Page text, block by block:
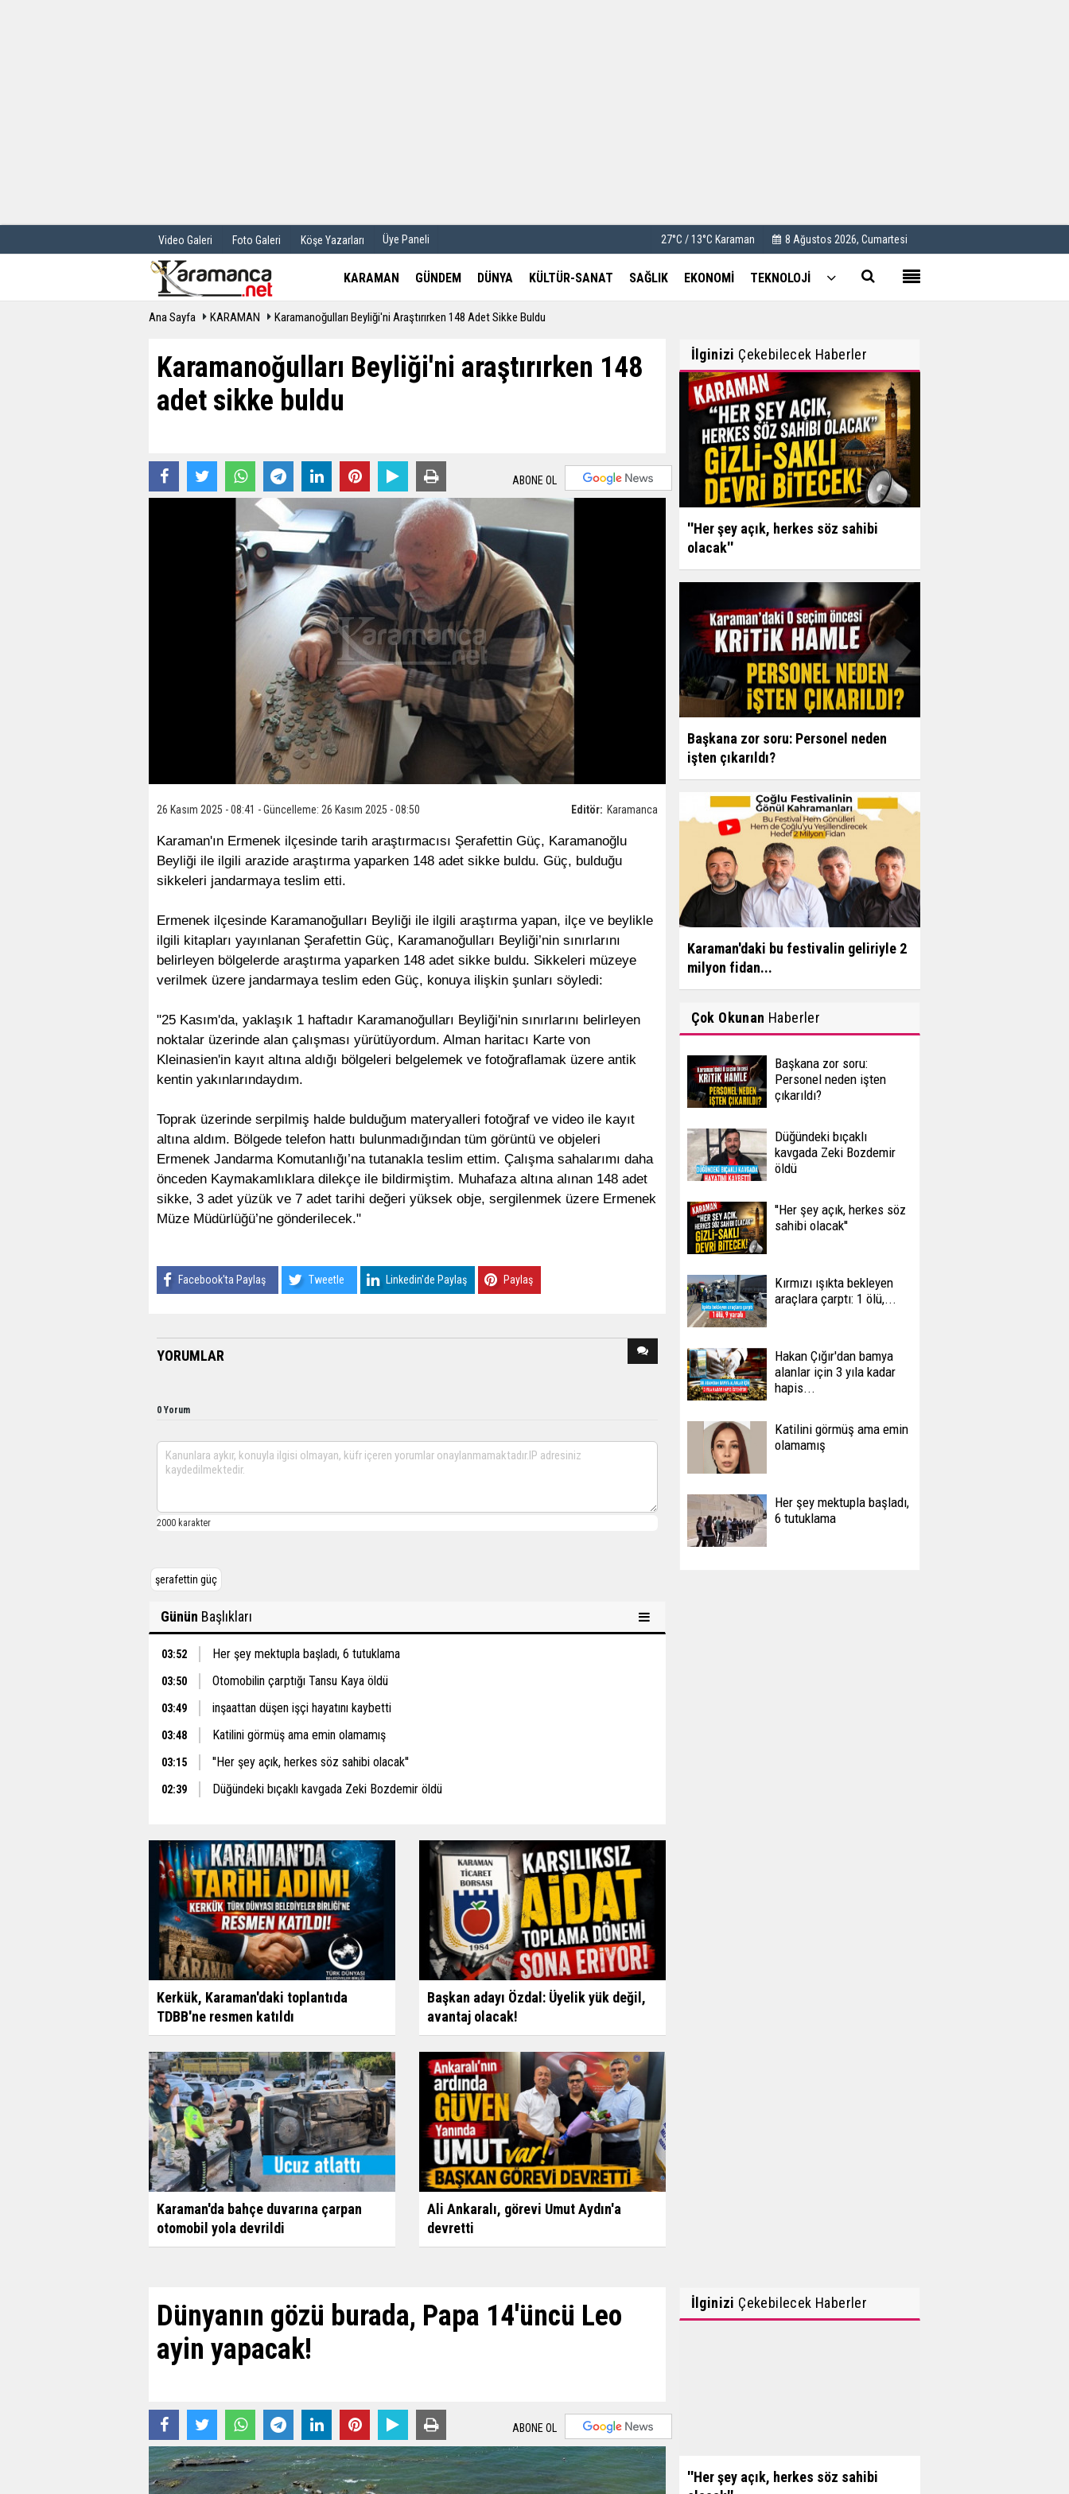
Video Galeri Foto Galeri Köşe Yazarları Üye Paneli 27°C / 13°C Karaman 8 Ağustos 2026, Cumartesi
KARAMAN GÜNDEM DÜNYA KÜLTÜR-SANAT SAĞLIK EKONOMİ TEKNOLOJİ
Ana Sayfa KARAMAN Karamanoğulları Beyliği'ni Araştırırken 148 Adet Sikke Buldu
Karamanoğulları Beyliği'ni araştırırken 148
adet sikke buldu
ABONE OL
Editör: Karamanca
26 Kasım 2025 - 08:41 - Güncelleme: 26 Kasım 2025 - 08:50
Karaman'ın Ermenek ilçesinde tarih araştırmacısı Şerafettin Güç, Karamanoğlu
Beyliği ile ilgili arazide araştırma yaparken 148 adet sikke buldu. Güç, bulduğu
sikkeleri jandarmaya teslim etti.
Ermenek ilçesinde Karamanoğulları Beyliği ile ilgili araştırma yapan, ilçe ve beylikle
ilgili kitapları yayınlanan Şerafettin Güç, Karamanoğulları Beyliği’nin sınırlarını
belirleyen bölgelerde araştırma yaparken 148 adet sikke buldu. Sikkeleri müzeye
verilmek üzere jandarmaya teslim eden Güç, konuya ilişkin şunları söyledi:
"25 Kasım'da, yaklaşık 1 haftadır Karamanoğulları Beyliği'nin sınırlarını belirleyen
noktalar üzerinde alan çalışması yürütüyordum. Alman haritacı Karte von
Kleinasien'in kayıt altına aldığı bölgeleri belgelemek ve fotoğraflamak üzere antik
kentin yakınlarındaydım.
Toprak üzerinde serpilmiş halde bulduğum materyalleri fotoğraf ve video ile kayıt
altına aldım. Bölgede telefon hattı bulunmadığından tüm görüntü ve objeleri
Ermenek Jandarma Komutanlığı’na tutanakla teslim ettim. Çalışma sahalarımı daha
önceden Kaymakamlıklara dilekçe ile bildirmiştim. Muhafaza altına alınan 148 adet
sikke, 3 adet yüzük ve 7 adet tarihi değeri yüksek obje, sergilenmek üzere Ermenek
Müze Müdürlüğü’ne gönderilecek."
Facebook'ta Paylaş Tweetle Linkedin'de Paylaş Paylaş
YORUMLAR
0 Yorum
şerafettin güç
Günün Başlıkları
03:52 Her şey mektupla başladı, 6 tutuklama
03:50 Otomobilin çarptığı Tansu Kaya öldü
03:49 inşaattan düşen işçi hayatını kaybetti
03:48 Katilini görmüş ama emin olamamış
03:15 ''Her şey açık, herkes söz sahibi olacak''
02:39 Düğündeki bıçaklı kavgada Zeki Bozdemir öldü
Kerkük, Karaman'daki toplantıda
TDBB'ne resmen katıldı
Başkan adayı Özdal: Üyelik yük değil,
avantaj olacak!
Karaman'da bahçe duvarına çarpan
otomobil yola devrildi
Ali Ankaralı, görevi Umut Aydın'a
devretti
İlginizi Çekebilecek Haberler
''Her şey açık, herkes söz sahibi
olacak''
Başkana zor soru: Personel neden
işten çıkarıldı?
Karaman'daki bu festivalin geliriyle 2
milyon fidan...
Çok Okunan Haberler
Başkana zor soru:
Personel neden işten
çıkarıldı?
Düğündeki bıçaklı
kavgada Zeki Bozdemir
öldü
''Her şey açık, herkes söz
sahibi olacak''
Kırmızı ışıkta bekleyen
araçlara çarptı: 1 ölü,...
Hakan Çığır'dan bamya
alanlar için 3 yıla kadar
hapis...
Katilini görmüş ama emin
olamamış
Her şey mektupla başladı,
6 tutuklama
Dünyanın gözü burada, Papa 14'üncü Leo
ayin yapacak!
ABONE OL
İlginizi Çekebilecek Haberler
''Her şey açık, herkes söz sahibi